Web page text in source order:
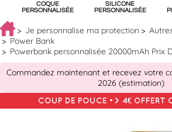
COQUE
PERSONNALISÉE
SILICONE
PERSONNALISÉE
Je personnalise ma protection
Power Bank
Powerbank personnalisée 20000mAh Prix
Commandez maintenant et recevez votre
2026 (estimation)
COUP DE POUCE => 4€